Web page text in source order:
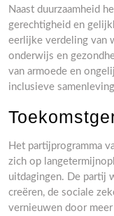
Naast duurzaamheid
gerechtigheid en
eerlijke verdeling van
onderwijs en
van armoede en
inclusieve
Het partijprogramma
zich op
uitdagingen. De partij
creëren, de sociale
vernieuwen door